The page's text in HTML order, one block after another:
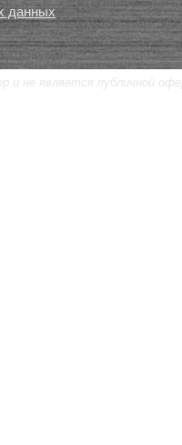
данных
и не является публичной